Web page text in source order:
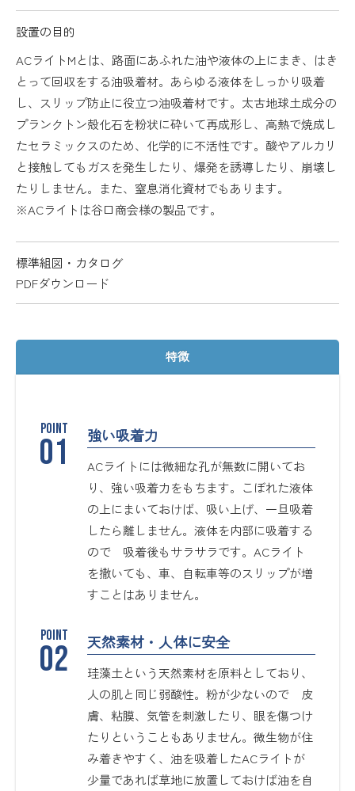
設置の目的
ACライトMとは、路面にあふれた油や液体の上にまき、はき
とって回収をする油吸着材。あらゆる液体をしっかり吸着
し、スリップ防止に役立つ油吸着材です。太古地球土成分の
プランクトン殻化石を粉状に砕いて再成形し、高熱で焼成し
たセラミックスのため、化学的に不活性です。酸やアルカリ
と接触してもガスを発生したり、爆発を誘導したり、崩壊し
たりしません。また、窒息消化資材でもあります。
※ACライトは谷口商会様の製品です。
標準組図・カタログ
PDFダウンロード
特徴
強い吸着力
ACライトには微細な孔が無数に開いてお
り、強い吸着力をもちます。こぼれた液体
の上にまいておけば、吸い上げ、一旦吸着
したら離しません。液体を内部に吸着する
ので 吸着後もサラサラです。ACライト
を撒いても、車、自転車等のスリップが増
すことはありません。
天然素材・人体に安全
珪藻土という天然素材を原料としており、
人の肌と同じ弱酸性。粉が少ないので 皮
膚、粘膜、気管を刺激したり、眼を傷つけ
たりということもありません。微生物が住
み着きやすく、油を吸着したACライトが
少量であれば草地に放置しておけば油を自